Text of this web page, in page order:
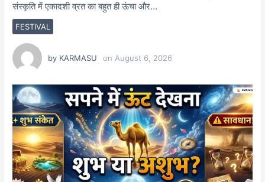
FESTIVAL
संस्कृति में एकादशी व्रत का बहुत ही ऊंचा और…
by KARMASU onAugust 6, 2026